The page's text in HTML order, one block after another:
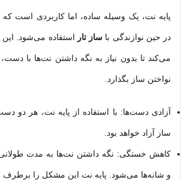
پایه نت، یک وسیله ساده، اما کاربردی است
در حین نوازندگی با ساز تار استفاده می‌شود. این
می‌کند تا بدون نیاز به نگه داشتن نت‌ها با
نواختن ساز بگذارد.
آزادی دست‌ها: با استفاده از پایه نت، هر دو
ساز آزاد خواهد بود.
کاهش خستگی: نگه داشتن نت‌ها به مدت
و شانه‌ها می‌شود. پایه نت این مشکل را برطرف